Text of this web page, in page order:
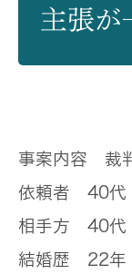
主張が
事案内容 裁
依頼者 40代
相手方 40代
結婚歴 22年